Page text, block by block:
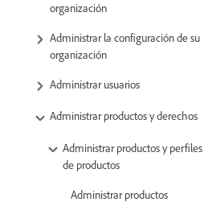
organización
Administrar la configuración de su
organización
Administrar usuarios
Administrar productos y derechos
Administrar productos y perfiles
de productos
Administrar productos